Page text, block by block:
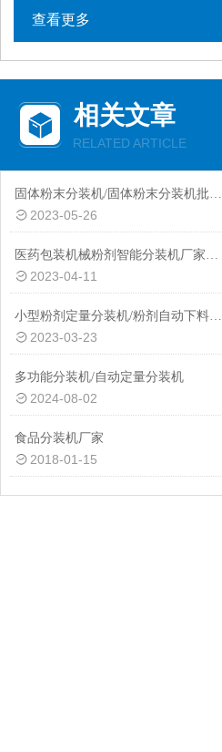
查看更多
相关文章
RELATED ARTICLE
固体粉末分装机/固体粉末分装机批发价/非标定制分装机称重
2023-05-26
医药包装机械粉剂智能分装机厂家供应
2023-04-11
小型粉剂定量分装机/粉剂自动下料分装机/定制多头称重分装机厂家供应
2023-03-23
多功能分装机/自动定量分装机
2024-08-02
食品分装机厂家
2018-01-15